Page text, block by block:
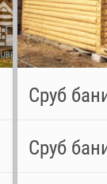
Сруб
Сруб